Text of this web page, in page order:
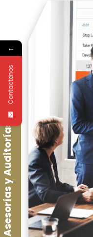
Asesorías y Auditorías
←
Contactenos